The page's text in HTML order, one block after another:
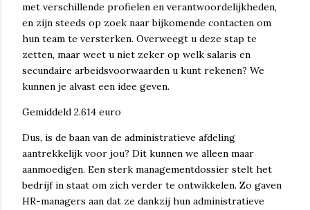
met verschillende profielen en verantwoordelijkheden,
en zijn steeds op zoek naar bijkomende contacten om
hun team te versterken. Overweegt u deze stap te
zetten, maar weet u niet zeker op welk salaris en
secundaire arbeidsvoorwaarden u kunt rekenen? We
kunnen je alvast een idee geven.
Gemiddeld 2.614 euro
Dus, is de baan van de administratieve afdeling
aantrekkelijk voor jou? Dit kunnen we alleen maar
aanmoedigen. Een sterk managementdossier stelt het
bedrijf in staat om zich verder te ontwikkelen. Zo gaven
HR-managers aan dat ze dankzij hun administratieve